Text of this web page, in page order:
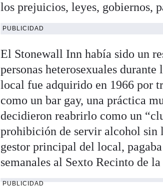
los prejuicios, leyes, gobiernos,
PUBLICIDAD
El Stonewall Inn había sido un
personas heterosexuales
local fue adquirido en 1966 por
como un bar gay, una práctica
decidieron reabrirlo como un
prohibición de servir alcohol sin
gestor principal del local,
semanales al Sexto Recinto de
PUBLICIDAD